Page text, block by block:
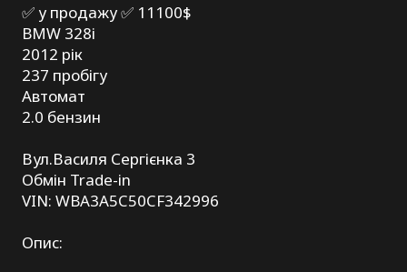
✅ у продажу ✅ 11100$
BMW 328i
2012 рік
237 пробігу
Автомат
2.0 бензин
Вул.Василя Сергієнка 3
Обмін Trade-in
VIN: WBA3A5C50CF342996
Опис: